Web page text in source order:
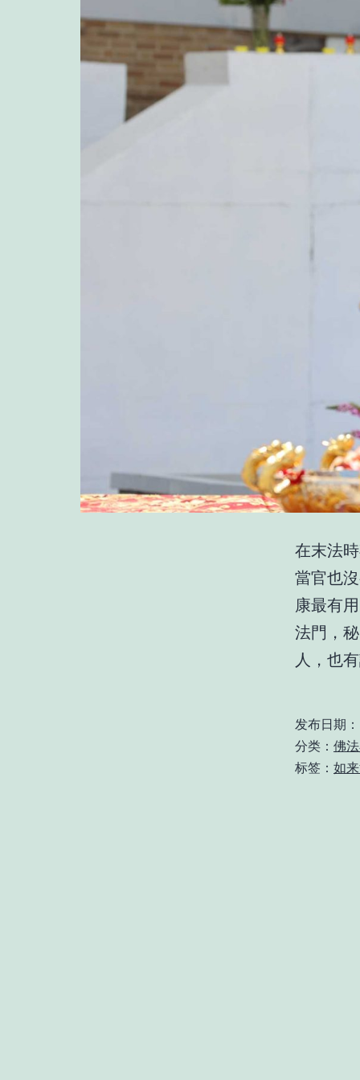
在末法
當官也
康最有
法門，
人，也
发布日期：
分类： 佛
标签： 如